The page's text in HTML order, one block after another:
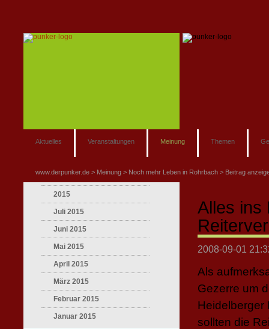
Aktuelles Veranstaltungen Meinung Themen
www.derpunker.de Meinung Noch mehr Leben in Rohrbach Beitrag
Alles ins
2008-09-01
Als
Gezerre um
Heidelberger
sollten die
2015
Juli 2015
Juni 2015
Mai 2015
April 2015
März 2015
Februar 2015
Januar 2015